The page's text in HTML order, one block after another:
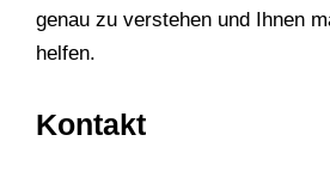
genau zu verstehen und Ihnen
helfen.
Kontakt